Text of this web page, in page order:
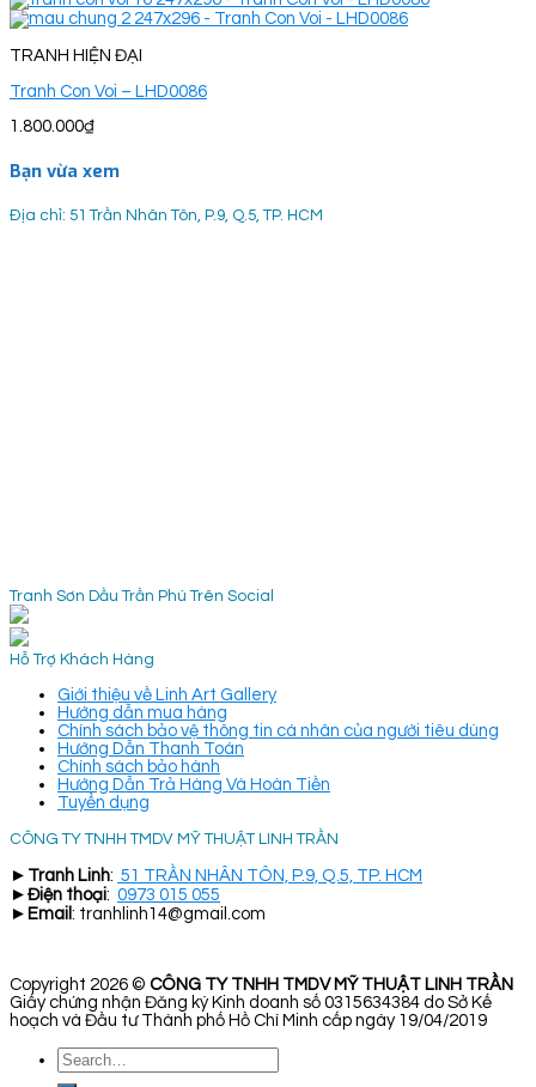
TRANH HIỆN ĐẠI
Tranh Con Voi – LHD0086
1.800.000₫
Bạn vừa xem
Địa chỉ: 51 Trần Nhân Tôn, P.9, Q.5, TP. HCM
Tranh Sơn Dầu Trần Phú Trên Social
Hỗ Trợ Khách Hàng
Giới thiệu về Linh Art Gallery
Hướng dẫn mua hàng
Chính sách bảo vệ thông tin cá nhân của người tiêu dùng
Hướng Dẫn Thanh Toán
Chính sách bảo hành
Hướng Dẫn Trả Hàng Và Hoàn Tiền
Tuyển dụng
CÔNG TY TNHH TMDV MỸ THUẬT LINH TRẦN
► Tranh Linh: 51 TRẦN NHÂN TÔN, P.9, Q.5, TP. HCM
► Điện thoại: 0973 015 055
► Email : tranhlinh14@gmail.com
Copyright 2026 © CÔNG TY TNHH TMDV MỸ THUẬT LINH TRẦN
Giấy chứng nhận Đăng ký Kinh doanh số 0315634384 do Sở Kế
hoạch và Đầu tư Thành phố Hồ Chí Minh cấp ngày 19/04/2019
Search
for: